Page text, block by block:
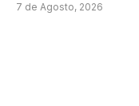
7 de Agosto, 2026